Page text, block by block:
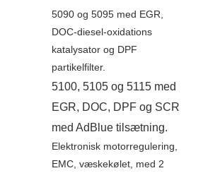
5090 og 5095 med EGR,
DOC-diesel-oxidations
katalysator og DPF
partikelfilter.
5100, 5105 og 5115 med
EGR, DOC, DPF og SCR
med AdBlue tilsætning.
Elektronisk motorregulering,
EMC, væskekølet, med 2